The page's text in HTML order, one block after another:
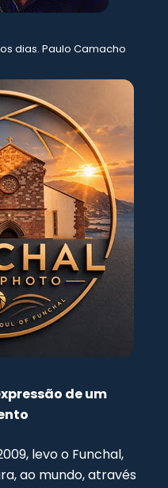
dias. Paulo Camacho
de um
levo o Funchal,
ao mundo, através